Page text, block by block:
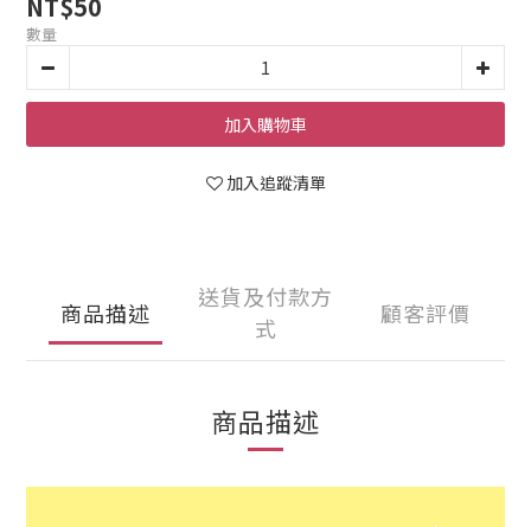
數量
加入購物車
加入追蹤清單
商品描述
送貨及付款方
式
顧客評價
商品描述